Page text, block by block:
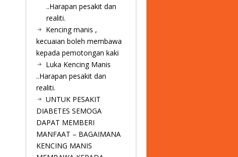
..Harapan pesakit dan
realiti.
Kencing manis ,
kecuaian boleh membawa
kepada pemotongan kaki
Luka Kencing Manis
..Harapan pesakit dan
realiti.
UNTUK PESAKIT
DIABETES SEMOGA
DAPAT MEMBERI
MANFAAT – BAGAIMANA
KENCING MANIS